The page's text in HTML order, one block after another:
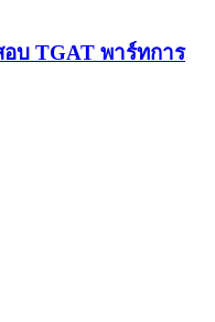
บ TGAT พาร์ทการ